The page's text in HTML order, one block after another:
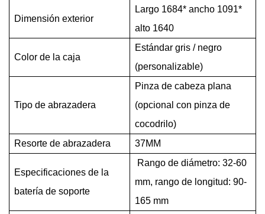
Dimensión exterior
Largo 1684* ancho 1091*
alto 1640
Color de la caja
Estándar gris / negro
(personalizable)
Tipo de abrazadera
Pinza de cabeza plana
(opcional con pinza de
cocodrilo)
Resorte de abrazadera
37MM
Especificaciones de la
batería de soporte
Rango de diámetro: 32-60
mm, rango de longitud: 90-
165 mm